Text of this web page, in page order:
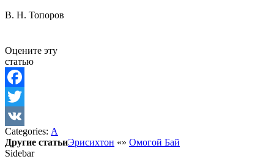
В. Н. Топоров
Оцените эту
статью
Facebook
Twitter
VK
Categories: А
Другие статьиЭрисихтон «» Омогой Бай
Sidebar